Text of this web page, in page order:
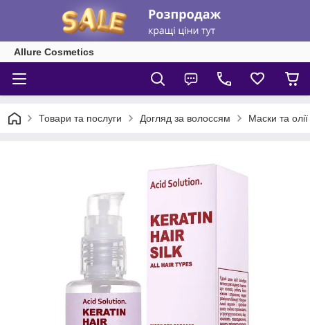
Allure Cosmetics
Товари та послуги Догляд за волоссям Маски та